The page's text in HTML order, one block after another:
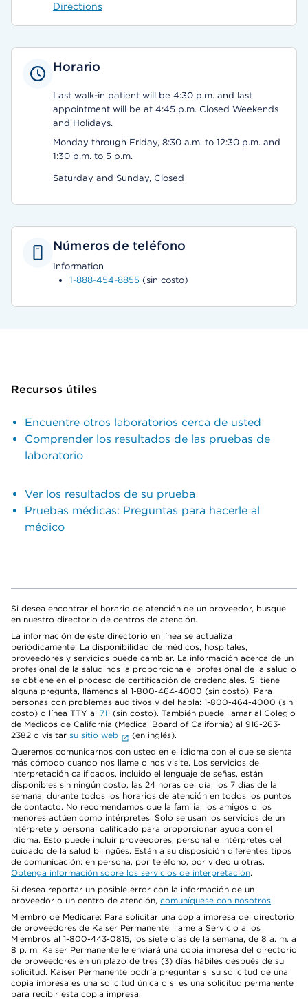
Directions
Horario
Last walk-in patient will be 4:30 p.m. and last
appointment will be at 4:45 p.m. Closed Weekends
and Holidays.
Monday through Friday, 8:30 a.m. to 12:30 p.m. and
1:30 p.m. to 5 p.m.
Saturday and Sunday, Closed
Números de teléfono
Information
1-888-454-8855 (sin costo)
Recursos útiles
Encuentre otros laboratorios cerca de usted
Comprender los resultados de las pruebas de
laboratorio
Ver los resultados de su prueba
Pruebas médicas: Preguntas para hacerle al
médico
Si desea encontrar el horario de atención de un proveedor, busque
en nuestro directorio de centros de atención.
La información de este directorio en línea se actualiza
periódicamente. La disponibilidad de médicos, hospitales,
proveedores y servicios puede cambiar. La información acerca de un
profesional de la salud nos la proporciona el profesional de la salud o
se obtiene en el proceso de certificación de credenciales. Si tiene
alguna pregunta, llámenos al 1-800-464-4000 (sin costo). Para
personas con problemas auditivos y del habla: 1-800-464-4000 (sin
costo) o línea TTY al 711 (sin costo). También puede llamar al Colegio
de Médicos de California (Medical Board of California) al 916-263-
2382 o visitar su sitio web
(en inglés).
Queremos comunicarnos con usted en el idioma con el que se sienta
más cómodo cuando nos llame o nos visite. Los servicios de
interpretación calificados, incluido el lenguaje de señas, están
disponibles sin ningún costo, las 24 horas del día, los 7 días de la
semana, durante todos los horarios de atención en todos los puntos
de contacto. No recomendamos que la familia, los amigos o los
menores actúen como intérpretes. Solo se usan los servicios de un
intérprete y personal calificado para proporcionar ayuda con el
idioma. Esto puede incluir proveedores, personal e intérpretes del
cuidado de la salud bilingües. Están a su disposición diferentes tipos
de comunicación: en persona, por teléfono, por video u otras.
Obtenga información sobre los servicios de interpretación.
Si desea reportar un posible error con la información de un
proveedor o un centro de atención, comuníquese con nosotros.
Miembro de Medicare: Para solicitar una copia impresa del directorio
de proveedores de Kaiser Permanente, llame a Servicio a los
Miembros al 1-800-443-0815, los siete días de la semana, de 8 a. m. a
8 p. m. Kaiser Permanente le enviará una copia impresa del directorio
de proveedores en un plazo de tres (3) días hábiles después de su
solicitud. Kaiser Permanente podría preguntar si su solicitud de una
copia impresa es una solicitud única o si es una solicitud permanente
para recibir esta copia impresa.